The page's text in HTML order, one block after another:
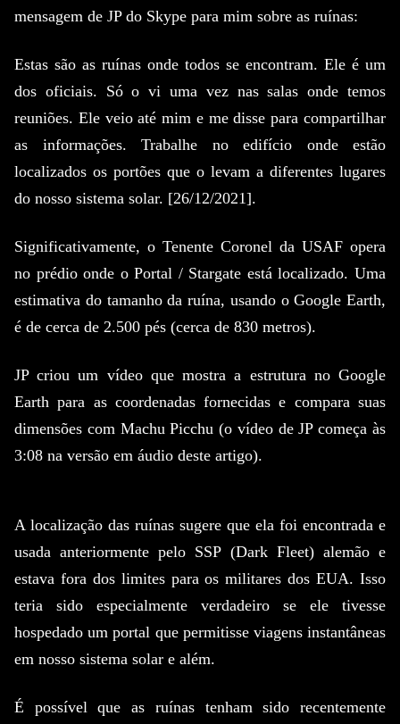
mensagem de JP do Skype para mim sobre as ruínas:
Estas são as ruínas onde todos se encontram. Ele é um
dos oficiais. Só o vi uma vez nas salas onde temos
reuniões. Ele veio até mim e me disse para compartilhar
as informações. Trabalhe no edifício onde estão
localizados os portões que o levam a diferentes lugares
do nosso sistema solar. [26/12/2021].
Significativamente, o Tenente Coronel da USAF opera
no prédio onde o Portal / Stargate está localizado. Uma
estimativa do tamanho da ruína, usando o Google Earth,
é de cerca de 2.500 pés (cerca de 830 metros).
JP criou um vídeo que mostra a estrutura no Google
Earth para as coordenadas fornecidas e compara suas
dimensões com Machu Picchu (o vídeo de JP começa às
3:08 na versão em áudio deste artigo).
A localização das ruínas sugere que ela foi encontrada e
usada anteriormente pelo SSP (Dark Fleet) alemão e
estava fora dos limites para os militares dos EUA. Isso
teria sido especialmente verdadeiro se ele tivesse
hospedado um portal que permitisse viagens instantâneas
em nosso sistema solar e além.
É possível que as ruínas tenham sido recentemente